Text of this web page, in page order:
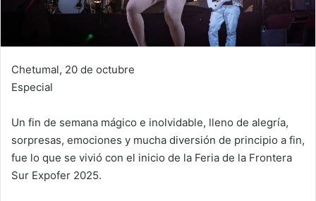
Chetumal, 20 de octubre
Especial
Un fin de semana mágico e inolvidable, lleno de alegría,
sorpresas, emociones y mucha diversión de principio a fin,
fue lo que se vivió con el inicio de la Feria de la Frontera
Sur Expofer 2025.